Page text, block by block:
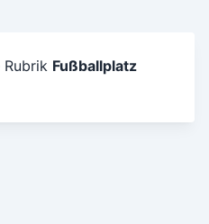
Fußballplatz